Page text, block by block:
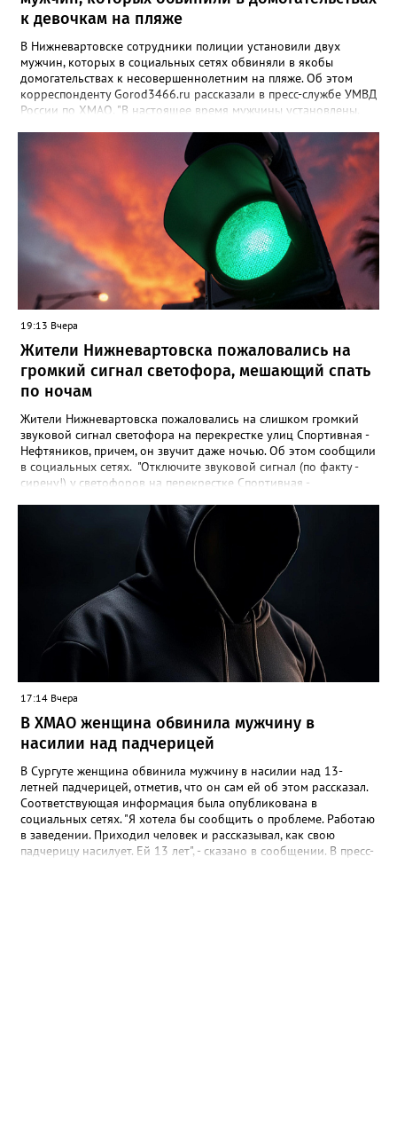
к девочкам на пляже
В Нижневартовске сотрудники полиции установили двух
мужчин, которых в социальных сетях обвиняли в якобы
домогательствах к несовершеннолетним на пляже. Об этом
корреспонденту Gorod3466.ru рассказали в пресс-службе УМВД
России по ХМАО. "В настоящее время мужчины установлены.
правонарушения пока не подтверждается", - заявили в пресс-
службе ведомства. Ранее Gorod3466.ru сообщал, что жители
Нижневартовска рассказывали в соцсетях, что на озере
Молодежное заметили двух пьяных мужчин, которые
домогались до несовершеннолетних девочек.
19:13 Вчера
Жители Нижневартовска пожаловались на
громкий сигнал светофора, мешающий спать
по ночам
Жители Нижневартовска пожаловались на слишком громкий
звуковой сигнал светофора на перекрестке улиц Спортивная -
Нефтяников, причем, он звучит даже ночью. Об этом сообщили
в социальных сетях. "Отключите звуковой сигнал (по факту -
сирену!) у светофоров на перекрестке Спортивная -
врубается на ночь! Он мешает спать жителям всех
близлежащих домов! Мало нам по ночам шума от питбайкеров
и авто, чтобы еще из-за вашей свистелки страдать", - сказано в
сообщении. В МБУ "Управление по дорожному хозяйству и
благоустройству" Нижневартовска корреспонденту
Gorod3466.ru сообщили, что звуковые оповещатели на
светофорных объектах оборудованы в соответствии с ГОСТ,
при согласовании с обществом слепых. "Их наличие строго
контролируется прокуратурой. В ночное время они не
работают. Корректировка громкости проводится по мере
возможности", - подчеркнули в учреждении.
17:14 Вчера
В ХМАО женщина обвинила мужчину в
насилии над падчерицей
В Сургуте женщина обвинила мужчину в насилии над 13-
летней падчерицей, отметив, что он сам ей об этом рассказал.
Соответствующая информация была опубликована в
социальных сетях. "Я хотела бы сообщить о проблеме. Работаю
в заведении. Приходил человек и рассказывал, как свою
падчерицу насилует. Ей 13 лет", - сказано в сообщении. В пресс-